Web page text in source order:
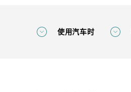
使用汽车时